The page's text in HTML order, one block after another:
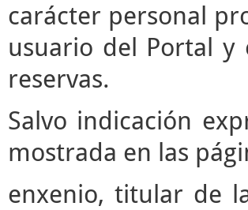
carácter personal
usuario del Portal y
reservas.
Salvo indicación
mostrada en las
enxenio, titular de